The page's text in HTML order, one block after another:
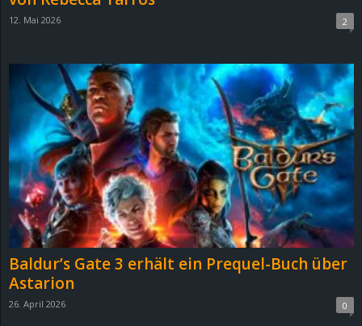
12. Mai 2026 2
Baldur’s Gate 3 erhält ein Prequel-Buch über
Astarion
26. April 2026 0